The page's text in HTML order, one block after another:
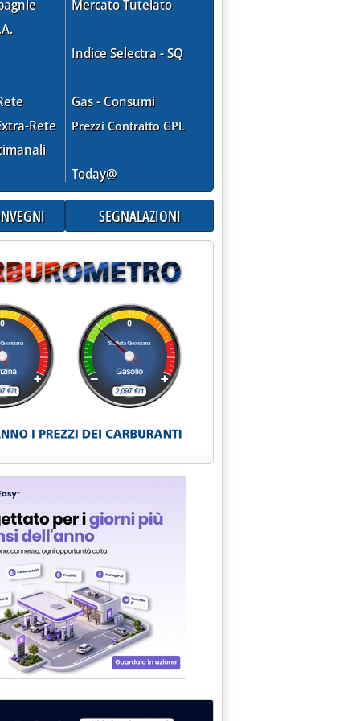
Rete
Mercato Tutelato
Indice Selectra - SQ
Gas - Consumi
Prezzi Contratto GPL
Today@
SEGNALAZIONI